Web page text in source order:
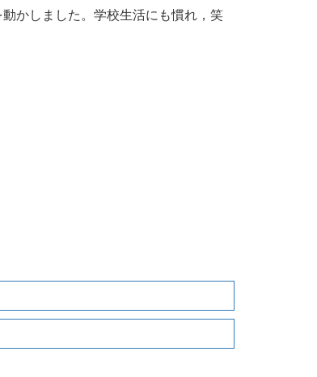
かしました。学校生活にも慣れ，笑